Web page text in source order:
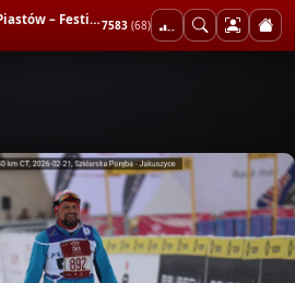
50. Bieg Piastów – Festiwal Narciarstwa Biegowego - 50 km CT7583 (68)